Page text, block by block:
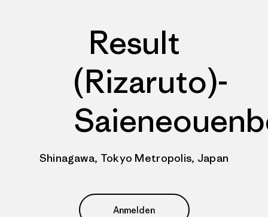
Result
(Rizaruto)-
Shinagawa, Tokyo Metropolis, Japan
Anmelden